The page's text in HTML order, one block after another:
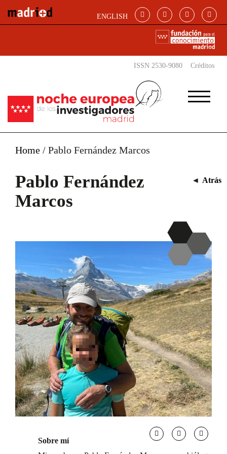
ENGLISH
ISSN 2530-9080 Créditos
Home / Pablo Fernández Marcos
Pablo Fernández
Marcos
◄ Atrás
Sobre mí